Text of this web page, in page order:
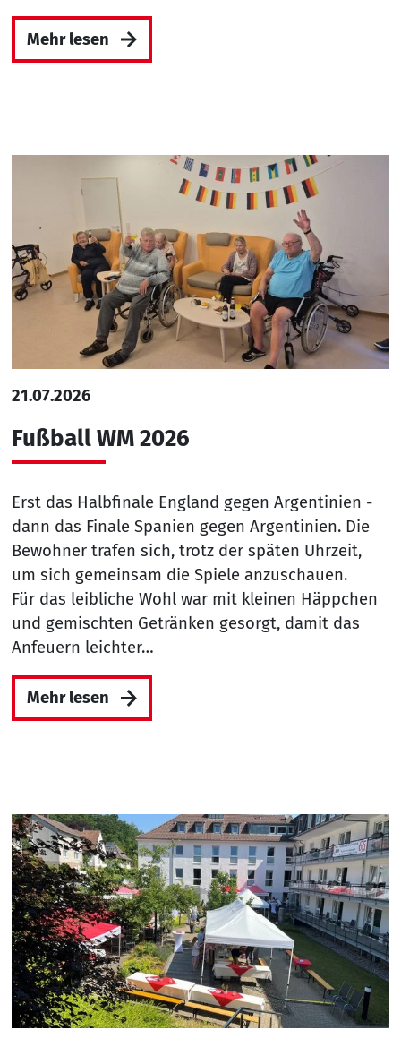
Mehr lesen
21.07.2026
Fußball WM 2026
Erst das Halbfinale England gegen Argentinien -
dann das Finale Spanien gegen Argentinien. Die
Bewohner trafen sich, trotz der späten Uhrzeit,
um sich gemeinsam die Spiele anzuschauen.
Für das leibliche Wohl war mit kleinen Häppchen
und gemischten Getränken gesorgt, damit das
Anfeuern leichter…
Mehr lesen